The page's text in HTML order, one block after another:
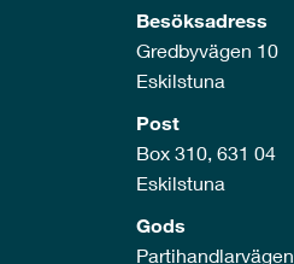
Besöksadress
Gredbyvägen 10
Eskilstuna
Post
Box 310, 631 04
Eskilstuna
Gods
Partihandlarvägen